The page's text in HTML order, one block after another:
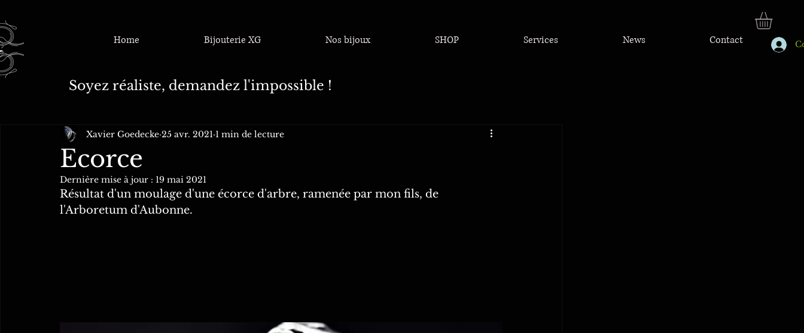
Home Bijouterie XG Nos bijoux SHOP Services News Contact
Soyez réaliste, demandez l'impossible !
Ecorce
Xavier Goedecke 25 avr. 2021 1 min de lecture
Dernière mise à jour : 19 mai 2021
Résultat d'un moulage d'une écorce d'arbre, ramenée par mon fils, de
l'Arboretum d'Aubonne.